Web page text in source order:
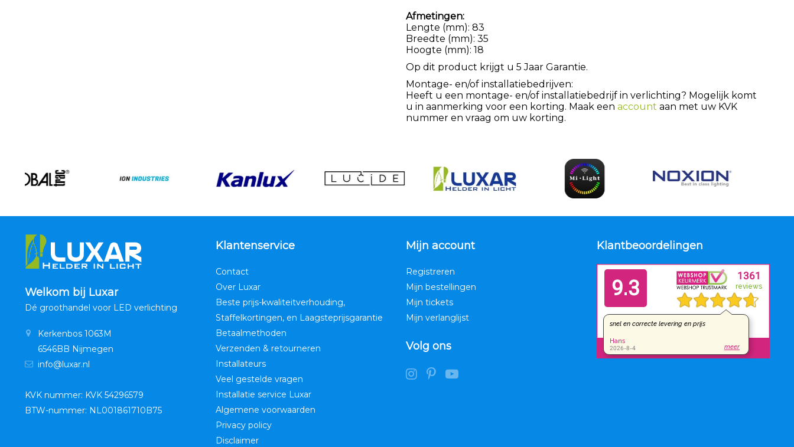
Afmetingen:
Lengte (mm): 83
Breedte (mm): 35
Hoogte (mm): 18
Op dit product krijgt u 5 Jaar Garantie.
Montage- en/of installatiebedrijven:
Heeft u een montage- en/of installatiebedrijf in verlichting? Mogelijk komt
u in aanmerking voor een korting. Maak een account aan met uw KVK
nummer en vraag om uw korting.
Welkom bij Luxar
Dé groothandel voor LED verlichting
Kerkenbos 1063M
6546BB Nijmegen
info@luxar.nl
KVK nummer: KVK 54296579
BTW-nummer: NL001861710B75
Klantenservice
Contact
Over Luxar
Beste prijs-kwaliteitverhouding,
Staffelkortingen, en Laagsteprijsgarantie
Betaalmethoden
Verzenden & retourneren
Installateurs
Veel gestelde vragen
Installatie service Luxar
Algemene voorwaarden
Privacy policy
Disclaimer
Mijn account
Registreren
Mijn bestellingen
Mijn tickets
Mijn verlanglijst
Volg ons
Klantbeoordelingen